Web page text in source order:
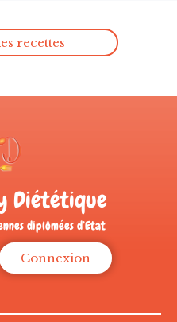
recettes
Diététique
diplômées d’Etat
Connexion